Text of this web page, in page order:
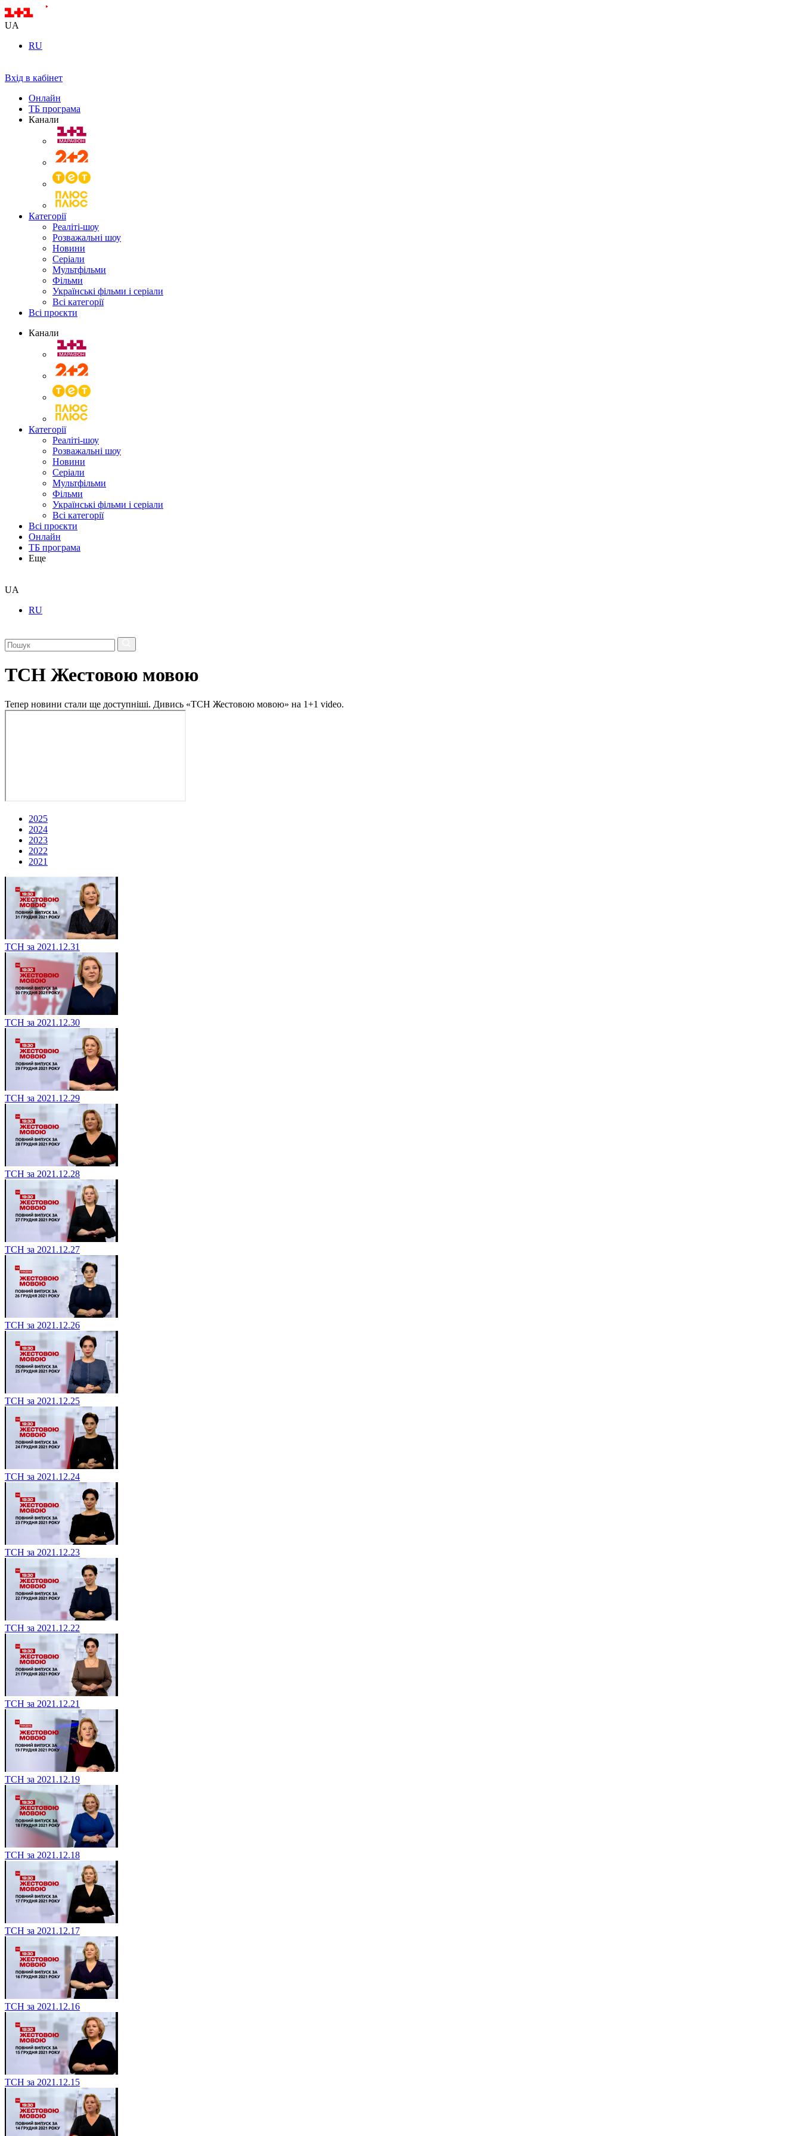
UA
RU
Вхід в кабінет
Онлайн
ТБ програма
Канали
Категорії
Реаліті-шоу
Розважальні шоу
Новини
Серіали
Мультфільми
Фільми
Українські фільми і серіали
Всі категорії
Всі проєкти
Канали
Категорії
Реаліті-шоу
Розважальні шоу
Новини
Серіали
Мультфільми
Фільми
Українські фільми і серіали
Всі категорії
Всі проєкти
Онлайн
ТБ програма
Еще
UA
RU
ТСН Жестовою мовою
Тепер новини стали ще доступніші. Дивись «ТСН Жестовою мовою» на 1+1 video.
2025
2024
2023
2022
2021
ТСН за 2021.12.31
ТСН за 2021.12.30
ТСН за 2021.12.29
ТСН за 2021.12.28
ТСН за 2021.12.27
ТСН за 2021.12.26
ТСН за 2021.12.25
ТСН за 2021.12.24
ТСН за 2021.12.23
ТСН за 2021.12.22
ТСН за 2021.12.21
ТСН за 2021.12.19
ТСН за 2021.12.18
ТСН за 2021.12.17
ТСН за 2021.12.16
ТСН за 2021.12.15